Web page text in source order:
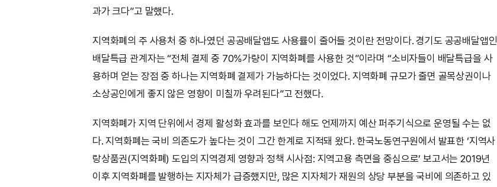
과가 크다”고 말했다.
지역화폐의 주 사용처 중 하나였던 공공배달앱도 사용률이 줄어들 것이란 전망이다. 경기도 공공배달앱인
배달특급 관계자는 “전체 결제 중 70%가량이 지역화폐를 사용한 것”이라며 “소비자들이 배달특급을 사
용하며 얻는 장점 중 하나는 지역화폐 결제가 가능하다는 것이었다. 지역화폐 규모가 줄면 골목상권이나
소상공인에게 좋지 않은 영향이 미칠까 우려된다”고 전했다.
지역화폐가 지역 단위에서 경제 활성화 효과를 보인다 해도 언제까지 예산 퍼주기식으로 운영될 수는 없
다. 지역화폐는 국비 의존도가 높다는 것이 그간 한계로 지적돼 왔다. 한국노동연구원에서 발표한 ‘지역사
랑상품권(지역화폐) 도입의 지역경제 영향과 정책 시사점: 지역고용 측면을 중심으로’ 보고서는 2019년
이후 지역화폐를 발행하는 지자체가 급증했지만, 많은 지자체가 재원의 상당 부분을 국비에 의존하고 있